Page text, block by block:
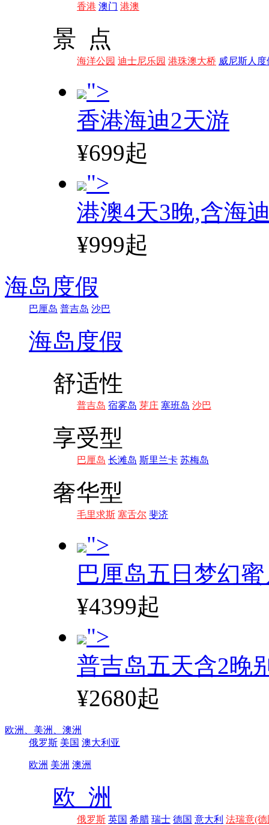
香港 澳门 港澳
景 点
海洋公园 迪士尼乐园 港珠澳大桥 威尼斯人度
">
香港海迪2天游
¥699起
">
港澳4天3晚,含海
¥999起
海岛度假
巴厘岛 普吉岛 沙巴
海岛度假
舒适性
普吉岛 宿雾岛 芽庄 塞班岛 沙巴
享受型
巴厘岛 长滩岛 斯里兰卡 苏梅岛
奢华型
毛里求斯 塞舌尔 斐济
">
巴厘岛五日梦幻
¥4399起
">
普吉岛五天含2晚
¥2680起
欧洲、 美洲、 澳洲
俄罗斯 美国 澳大利亚
欧洲 美洲 澳洲
欧 洲
俄罗斯 英国 希腊 瑞士 德国 意大利 法瑞意(德